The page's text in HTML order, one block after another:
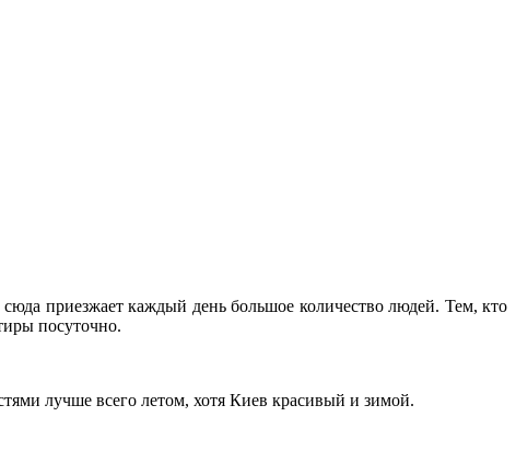
приезжает каждый день большое количество людей. Тем, кто
посуточно.
лучше всего летом, хотя Киев красивый и зимой.